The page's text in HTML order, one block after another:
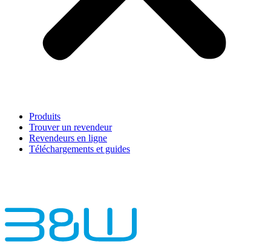
Produits
Trouver un revendeur
Revendeurs en ligne
Téléchargements et guides